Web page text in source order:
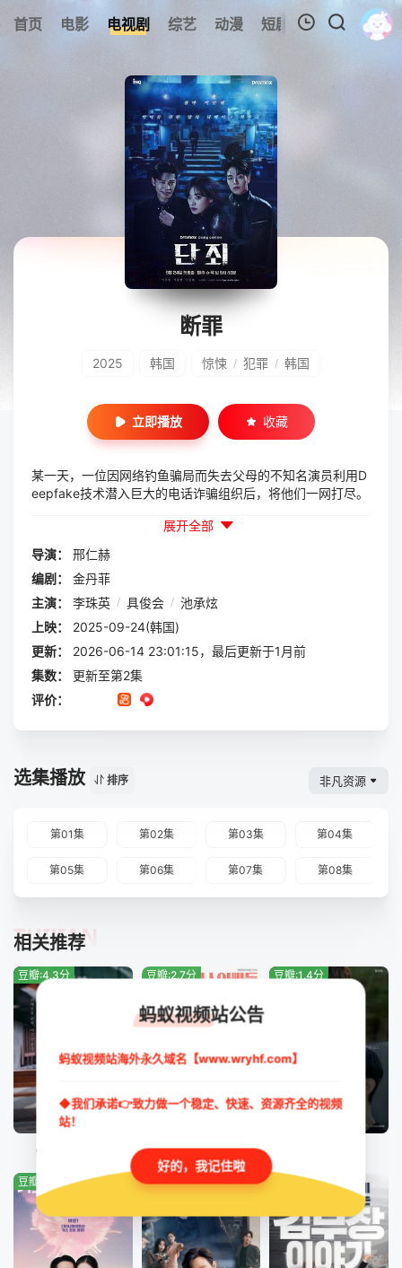
首页 电影 电视剧 综艺 动漫 短剧 今日更新
0
暂无观看影片的记录
断罪
2025 韩国 惊悚 / 犯罪 / 韩国
立即播放 收藏
某一天，一位因网络钓鱼骗局而失去父母的不知名演员利用D
eepfake技术潜入巨大的电话诈骗组织后，将他们一网打尽。
展开全部
导演：
邢仁赫
编剧：
金丹菲
主演：
李珠英 / 具俊会 / 池承炫
上映：
2025-09-24(韩国)
更新：
2026-06-14 23:01:15，最后更新于1月前
集数：
更新至第2集
评价：
选集播放 排序 非凡资源
第01集 第02集 第03集 第04集
第05集 第06集 第07集 第08集
相关推荐
TUIJIAN
更新至第101集
豆瓣:4.3分
亲密的雷普利
豆瓣:2.7分
玛丽和古怪爸爸们
豆瓣:1.4分
豆瓣:3.3分 豆瓣:4.0分 豆瓣:1.7分
蚂蚁视频站公告
蚂蚁视频站海外永久域名【www.wryhf.com】
◆我们承诺👉致力做一个稳定、快速、资源齐全的视频
站！
好的，我记住啦